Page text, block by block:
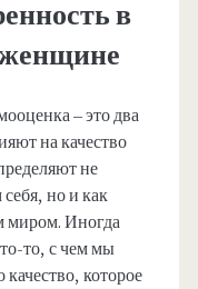
в
женщине
– это два
на качество
не
но и как
миром. Иногда
то, с чем мы
которое